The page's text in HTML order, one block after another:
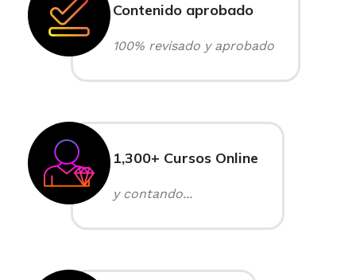
Contenido aprobado
100% revisado y aprobado
1,300+ Cursos Online
y contando...